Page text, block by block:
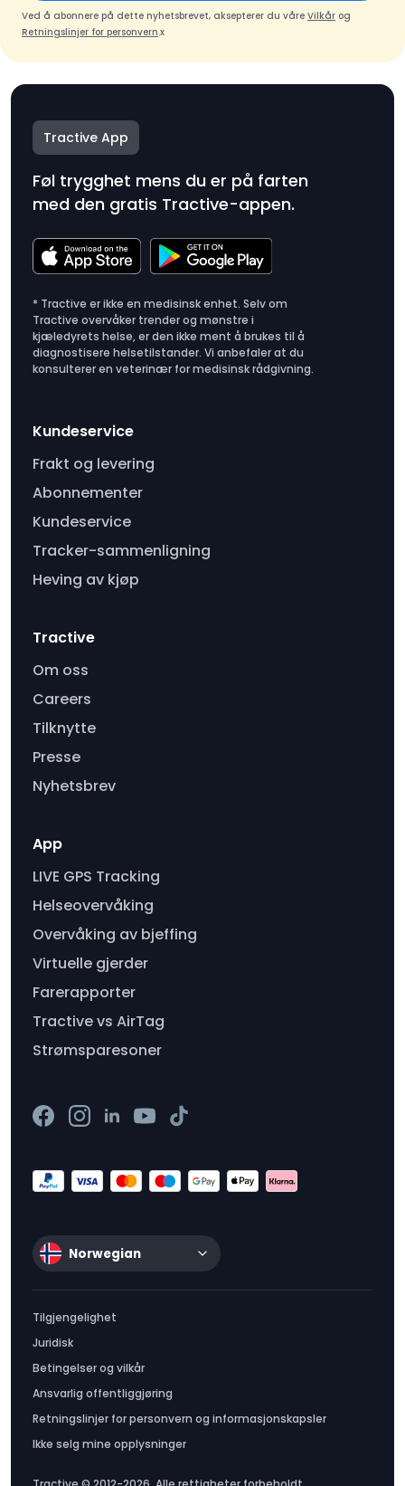
Ved å abonnere på dette nyhetsbrevet, aksepterer du våre Vilkår og
Retningslinjer for personvern.x
Tractive App
Føl trygghet mens du er på farten
med den gratis Tractive-appen.
* Tractive er ikke en medisinsk enhet. Selv om
Tractive overvåker trender og mønstre i
kjæledyrets helse, er den ikke ment å brukes til å
diagnostisere helsetilstander. Vi anbefaler at du
konsulterer en veterinær for medisinsk rådgivning.
Kundeservice
Frakt og levering
Abonnementer
Kundeservice
Tracker-sammenligning
Heving av kjøp
Tractive
Om oss
Careers
Tilknytte
Presse
Nyhetsbrev
App
LIVE GPS Tracking
Helseovervåking
Overvåking av bjeffing
Virtuelle gjerder
Farerapporter
Tractive vs AirTag
Strømsparesoner
Norwegian
Tilgjengelighet
Juridisk
Betingelser og vilkår
Ansvarlig offentliggjøring
Retningslinjer for personvern og informasjonskapsler
Ikke selg mine opplysninger